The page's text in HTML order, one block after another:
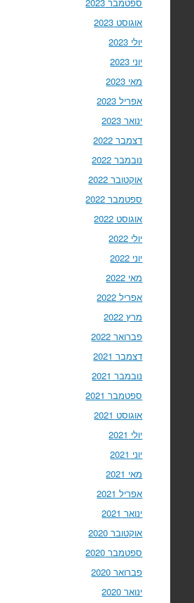
אוגוסט 2023
יולי 2023
יוני 2023
מאי 2023
אפריל 2023
ינואר 2023
דצמבר 2022
נובמבר 2022
אוקטובר 2022
ספטמבר 2022
אוגוסט 2022
יולי 2022
יוני 2022
מאי 2022
אפריל 2022
מרץ 2022
פברואר 2022
דצמבר 2021
נובמבר 2021
ספטמבר 2021
אוגוסט 2021
יולי 2021
יוני 2021
מאי 2021
אפריל 2021
ינואר 2021
אוקטובר 2020
ספטמבר 2020
פברואר 2020
ינואר 2020